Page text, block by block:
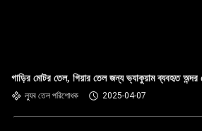
গাড়ির মোটর তেল, গিয়ার তেল জন্য ভ্যাকুয়াম ব্যবহৃত অন্দর
ল্যুব তেল পরিশোধক 2025-04-07